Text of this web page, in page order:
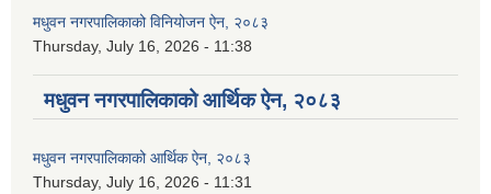
मधुवन नगरपालिकाको विनियोजन ऐन, २०८३
Thursday, July 16, 2026 - 11:38
मधुवन नगरपालिकाको आर्थिक ऐन, २०८३
मधुवन नगरपालिकाको आर्थिक ऐन, २०८३
Thursday, July 16, 2026 - 11:31